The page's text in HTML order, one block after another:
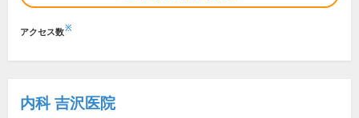
アクセス数※
内科 吉沢医院